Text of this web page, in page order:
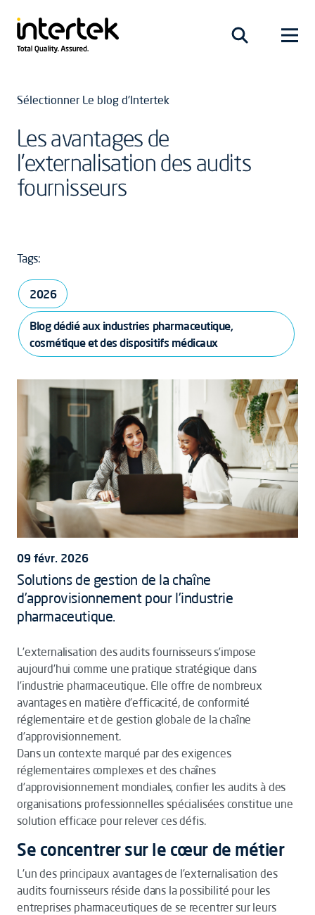
Sélectionner Le blog d'Intertek
Les avantages de
l’externalisation des audits
fournisseurs
Tags:
2026
Blog dédié aux industries pharmaceutique,
cosmétique et des dispositifs médicaux
09 févr. 2026
Solutions de gestion de la chaîne
d’approvisionnement pour l’industrie
pharmaceutique.
L’externalisation des audits fournisseurs s’impose
aujourd’hui comme une pratique stratégique dans
l’industrie pharmaceutique. Elle offre de nombreux
avantages en matière d’efficacité, de conformité
réglementaire et de gestion globale de la chaîne
d’approvisionnement.
Dans un contexte marqué par des exigences
réglementaires complexes et des chaînes
d’approvisionnement mondiales, confier les audits à des
organisations professionnelles spécialisées constitue une
solution efficace pour relever ces défis.
Se concentrer sur le cœur de métier
L’un des principaux avantages de l’externalisation des
audits fournisseurs réside dans la possibilité pour les
entreprises pharmaceutiques de se recentrer sur leurs